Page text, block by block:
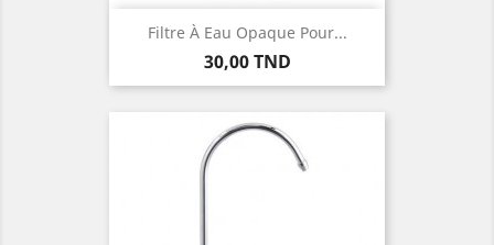
Filtre À Eau Opaque Pour...
Prix
30,00 TND